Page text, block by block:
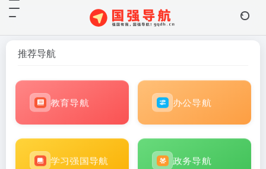
推荐导航
教育导航 办公导航
学习强国导航 政务导航